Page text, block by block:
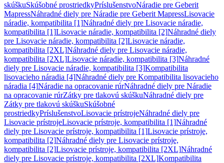
skúškuSkúšobné prostriedkyPríslušenstvoNáradie pre Geberit
MapressNáhradné diely pre Náradie pre Geberit MapressLisovacie
náradie, kompatibilita [1]Náhradné diely pre Lisovacie náradie,
kompatibilita [1]Lisovacie náradie, kompatibilita [2]Náhradné diely
pre Lisovacie náradie, kompatibilita [2]Lisovacie náradie,
kompatibilita [2XL]Náhradné diely pre Lisovacie náradie,
kompatibilita [2XL]Lisovacie náradie, kompatibilita [3]Náhradné
diely pre Lisovacie náradie, kompatibilita [3]Kompatibilita
lisovacieho náradia [4]Náhradné diely pre Kompatibilita lisovacieho
náradia [4]Náradie na opracovanie rúrNáhradné diely pre Náradie
na opracovanie rúrZátky pre tlakovú skúškuNáhradné diely pre
Zátky pre tlakovú skúškuSkúšobné
prostriedkyPríslušenstvoLisovacie prístrojeNáhradné diely pre
Lisovacie prístrojeLisovacie prístroje, kompatibilita [1]Náhradné
diely pre Lisovacie prístroje, kompatibilita [1]Lisovacie prístroje,
kompatibilita [2]Náhradné diely pre Lisovacie prístroje,
kompatibilita [2]Lisovacie prístroje, kompatibilita [2XL]Náhradné
diely pre Lisovacie prístroje, kompatibilita [2XL]Kompatibilita